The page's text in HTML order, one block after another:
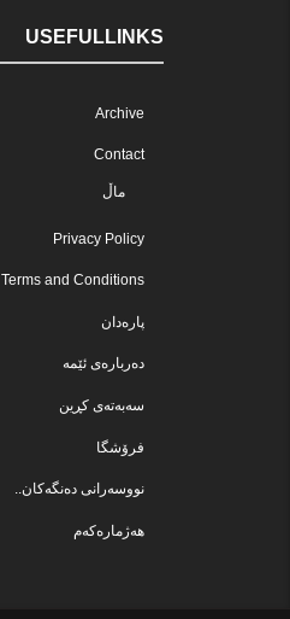
USEFULLINKS
Archive
Contact
ماڵ
Privacy Policy
Terms and Conditions
پارەدان
دەربارەی ئێمە
سەبەتەی کڕین
فرۆشگا
نووسەرانی دەنگەکان..
هەژمارەکەم